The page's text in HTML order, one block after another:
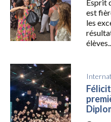
Esprit
est
les
élèves...